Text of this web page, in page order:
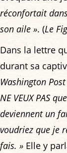
réconfortait
son aile ». (Le
Dans la lettre
durant sa
Washington Post
NE VEUX PAS
deviennent un
voudriez que je
fais. » Elle y